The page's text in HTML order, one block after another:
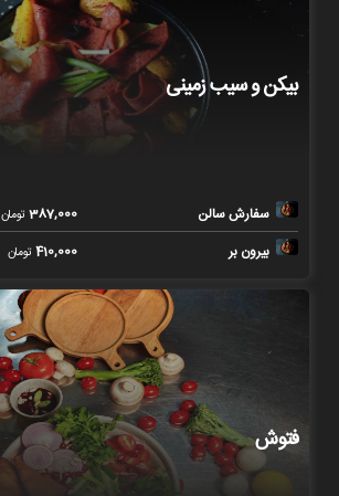
بیکن و سیب زمینی
سفارش سالن 387,000تومان
بیرون بر 410,000تومان
فتوش